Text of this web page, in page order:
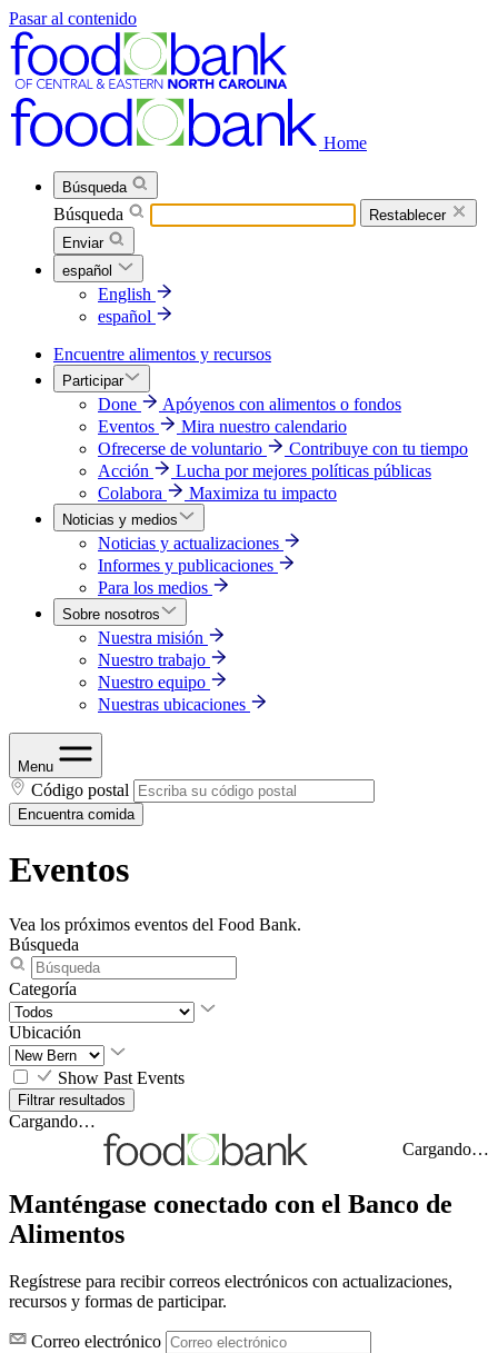
Pasar al contenido
Home
Búsqueda
Búsqueda
Restablecer
Enviar
español
English
español
Encuentre alimentos y recursos
Participar
Done
Apóyenos con alimentos o fondos
Eventos
Mira nuestro calendario
Ofrecerse de voluntario
Contribuye con tu tiempo
Acción
Lucha por mejores políticas públicas
Colabora
Maximiza tu impacto
Noticias y medios
Noticias y actualizaciones
Informes y publicaciones
Para los medios
Sobre nosotros
Nuestra misión
Nuestro trabajo
Nuestro equipo
Nuestras ubicaciones
Menu
Código postal
Encuentra comida
Eventos
Vea los próximos eventos del Food Bank.
Búsqueda
Categoría
Ubicación
Show Past Events
Cargando…
Cargando…
Manténgase conectado con el Banco de
Alimentos
Regístrese para recibir correos electrónicos con actualizaciones,
recursos y formas de participar.
Correo electrónico